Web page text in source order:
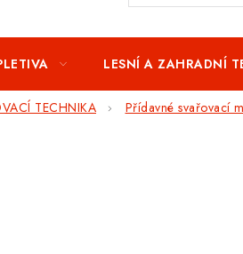
LESNÍ A ZAHRADNÍ
TECHNIKA Přídavné svařovací